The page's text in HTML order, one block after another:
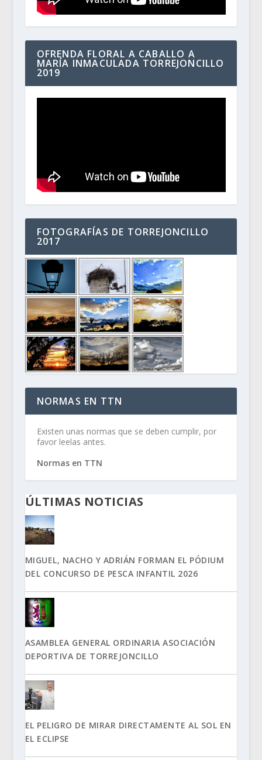
OFRENDA FLORAL A CABALLO A
MARÍA INMACULADA TORREJONCILLO
2019
FOTOGRAFÍAS DE TORREJONCILLO
2017
NORMAS EN TTN
Existen unas normas que se deben cumplir, por
favor leelas antes.
Normas en TTN
ÚLTIMAS NOTICIAS
MIGUEL, NACHO Y ADRIÁN FORMAN EL PÓDIUM
DEL CONCURSO DE PESCA INFANTIL 2026
ASAMBLEA GENERAL ORDINARIA ASOCIACIÓN
DEPORTIVA DE TORREJONCILLO
EL PELIGRO DE MIRAR DIRECTAMENTE AL SOL EN
EL ECLIPSE